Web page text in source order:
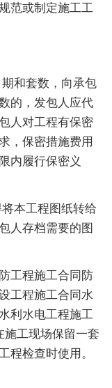
范或制定施工工
和套数，向承包
的，发包人应代
人对工程有保密
，保密措施费用
内履行保密义
本工程图纸转给
人存档需要的图
工程施工合同防
工程施工合同水
利水电工程施工
施工现场保留一套
程检查时使用。